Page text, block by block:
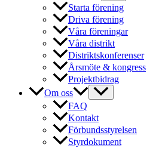
Starta förening
Driva förening
Våra föreningar
Våra distrikt
Distriktskonferenser
Årsmöte & kongress
Projektbidrag
Om oss
FAQ
Kontakt
Förbundsstyrelsen
Styrdokument